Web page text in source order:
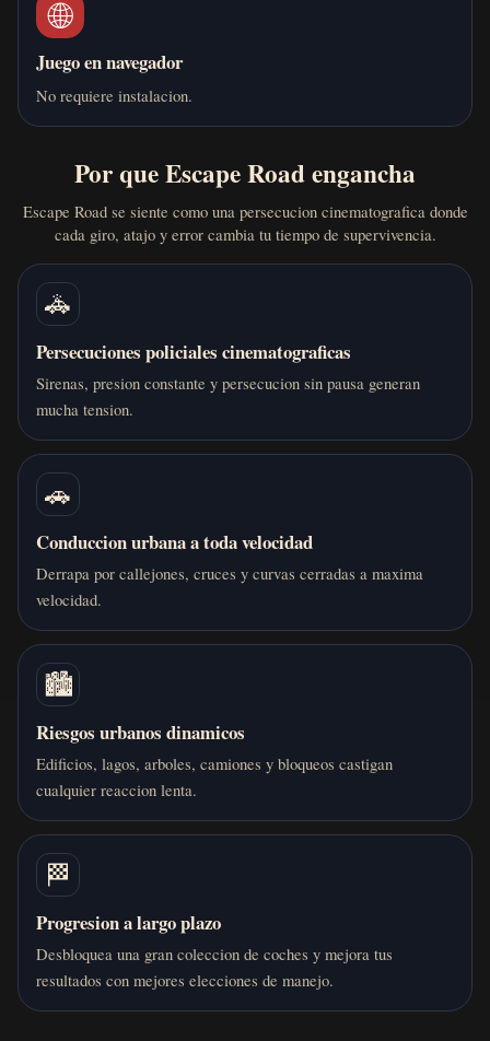
🌐
Juego en navegador
No requiere instalacion.
Por que Escape Road engancha
Escape Road se siente como una persecucion cinematografica donde
cada giro, atajo y error cambia tu tiempo de supervivencia.
🚓
Persecuciones policiales cinematograficas
Sirenas, presion constante y persecucion sin pausa generan
mucha tension.
🚗
Conduccion urbana a toda velocidad
Derrapa por callejones, cruces y curvas cerradas a maxima
velocidad.
🏙️
Riesgos urbanos dinamicos
Edificios, lagos, arboles, camiones y bloqueos castigan
cualquier reaccion lenta.
🏁
Progresion a largo plazo
Desbloquea una gran coleccion de coches y mejora tus
resultados con mejores elecciones de manejo.